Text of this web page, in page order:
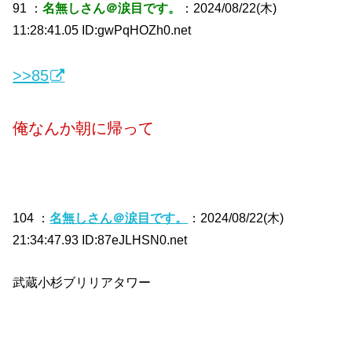
91 ：名無しさん＠涙目です。
：2024/08/22(木)
11:28:41.05 ID:gwPqHOZh0.net
>>85
俺なんか朝に帰って
104 ：名無しさん＠涙目です。
：2024/08/22(木)
21:34:47.93 ID:87eJLHSN0.net
武蔵小杉ブリリアタワー